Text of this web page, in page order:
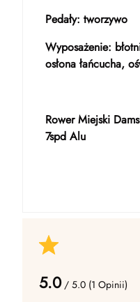
Pedały: tworzywo
Wyposażenie:
osłona łańcucha,
Rower Miejski
7spd Alu
5.0/ 5.0 (1 Opinii)